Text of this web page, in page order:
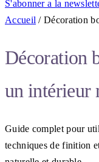
S'abonner a la
Accueil / Décoration
Décoration
un intérieur
Guide complet pour
techniques de finition